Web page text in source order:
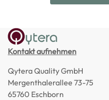
Kontakt aufnehmen
Qytera Quality GmbH
Mergenthalerallee 73-75
65760 Eschborn